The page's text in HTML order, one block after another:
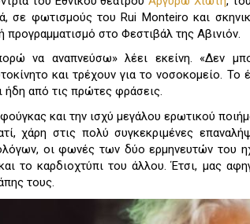
σε φωτισμούς του Rui Monteiro και
προγραμματισμό στο Φεστιβάλ της Αβινιόν.
να αναπνεύσω» λέει εκείνη. «Δεν
και τρέχουν για το νοσοκομείο. Το
ήδη από τις πρώτες φράσεις.
και την ισχύ μεγάλου ερωτικού
χάρη στις πολύ συγκεκριμένες
οι φωνές των δύο ερμηνευτών του
το καρδιοχτύπι του άλλου. Έτσι, μας
τους.